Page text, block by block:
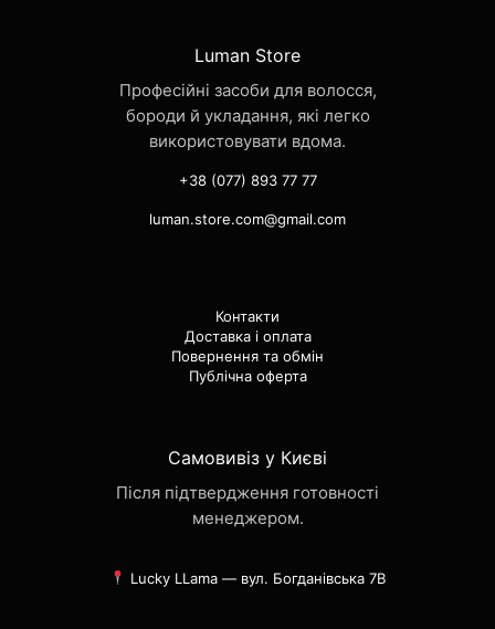
Luman Store
Професійні засоби для волосся,
бороди й укладання, які легко
використовувати вдома.
+38 (077) 893 77 77
luman.store.com@gmail.com
Контакти
Доставка і оплата
Повернення та обмін
Публічна оферта
Самовивіз у Києві
Після підтвердження готовності
менеджером.
Lucky LLama — вул. Богданівська 7В